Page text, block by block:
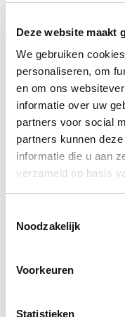
Deze website maakt
We gebruiken
personaliseren, om
en om ons
informatie over uw
partners voor social
partners kunnen
informatie die u aan
verzameld op basis
Noodzakelijk
Voorkeuren
Statistieken